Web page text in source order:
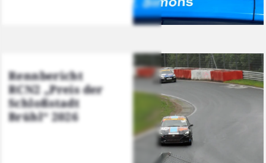
Renn­be­richt
RCN2 „Preis der
Schloß­stadt
Brühl“ 2026